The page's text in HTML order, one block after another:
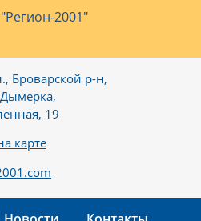
2001"
Броварской р-н,
Дымерка,
19
карте